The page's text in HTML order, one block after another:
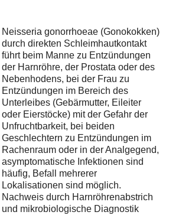
Neisseria gonorrhoeae (Gonokokken)
durch direkten Schleimhautkontakt
führt beim Manne zu Entzündungen
der Harnröhre, der Prostata oder des
Nebenhodens, bei der Frau zu
Entzündungen im Bereich des
Unterleibes (Gebärmutter, Eileiter
oder Eierstöcke) mit der Gefahr der
Unfruchtbarkeit, bei beiden
Geschlechtern zu Entzündungen im
Rachenraum oder in der Analgegend,
asymptomatische Infektionen sind
häufig, Befall mehrerer
Lokalisationen sind möglich.
Nachweis durch Harnröhrenabstrich
und mikrobiologische Diagnostik